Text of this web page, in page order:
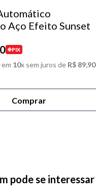
Aço Efeito Sunset
PIX
em 10x sem juros de R$ 89,90
Comprar
pode se interessar